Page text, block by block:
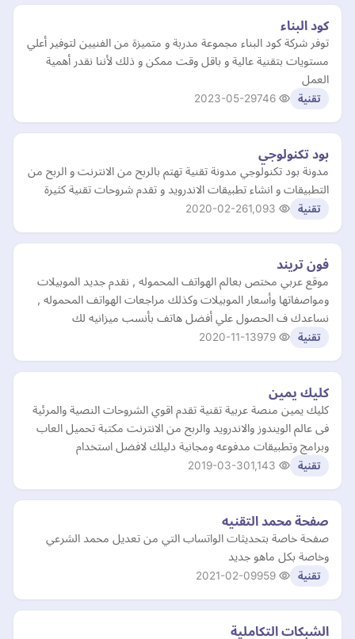
كود البناء
توفر شركة كود البناء مجموعة مدربة و متميزة من الفنيين لتوفير أعلي
مستويات بتقنية عالية و باقل وقت ممكن و ذلك لأننا نقدر أهمية
العمل
تقنية 2023-05-29
بود تكنولوجي
مدونة بود تكنولوجي مدونة تقنية تهتم بالربح من الانترنت و الربح من
التطبيقات و انشاء تطبيقات الاندرويد و تقدم شروحات تقنية كثيرة
تقنية 2020-02-26
فون تريند
موقع عربي مختص بعالم الهواتف المحموله , نقدم جديد الموبيلات
ومواصفاتها وأسعار الموبيلات وكذلك مراجعات الهواتف المحموله ,
نساعدك ف الحصول علي أفضل هاتف بأنسب ميزانيه لك
تقنية 2020-11-13
كليك يمين
كليك يمين منصة عربية تقنية تقدم اقوي الشروحات النصية والمرئية
فى عالم الويندوز والاندرويد والربح من الانترنت مكتبة تحميل العاب
وبرامج وتطبيقات مدفوعه ومجانية دليلك لافضل استخدام
تقنية 2019-03-30
صفحة محمد التقنيه
صفحة خاصة بتحديثات الواتساب التي من تعديل محمد الشرعي
وخاصة بكل ماهو جديد
تقنية 2021-02-09
الشبكات التكاملية